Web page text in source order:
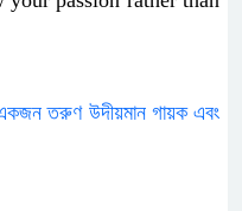
একজন তরুণ উদীয়মান গায়ক এবং